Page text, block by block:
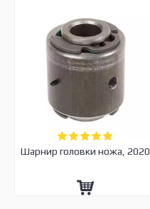
Шарнир головки ножа, 2020